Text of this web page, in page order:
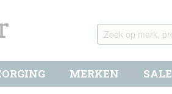
MERKEN SALE